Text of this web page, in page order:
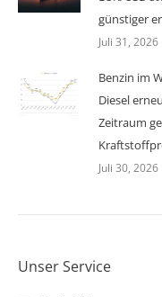
günstiger
Juli 31, 2026
Benzin im
Diesel
Zeitraum
Juli 30, 2026
Unser Service